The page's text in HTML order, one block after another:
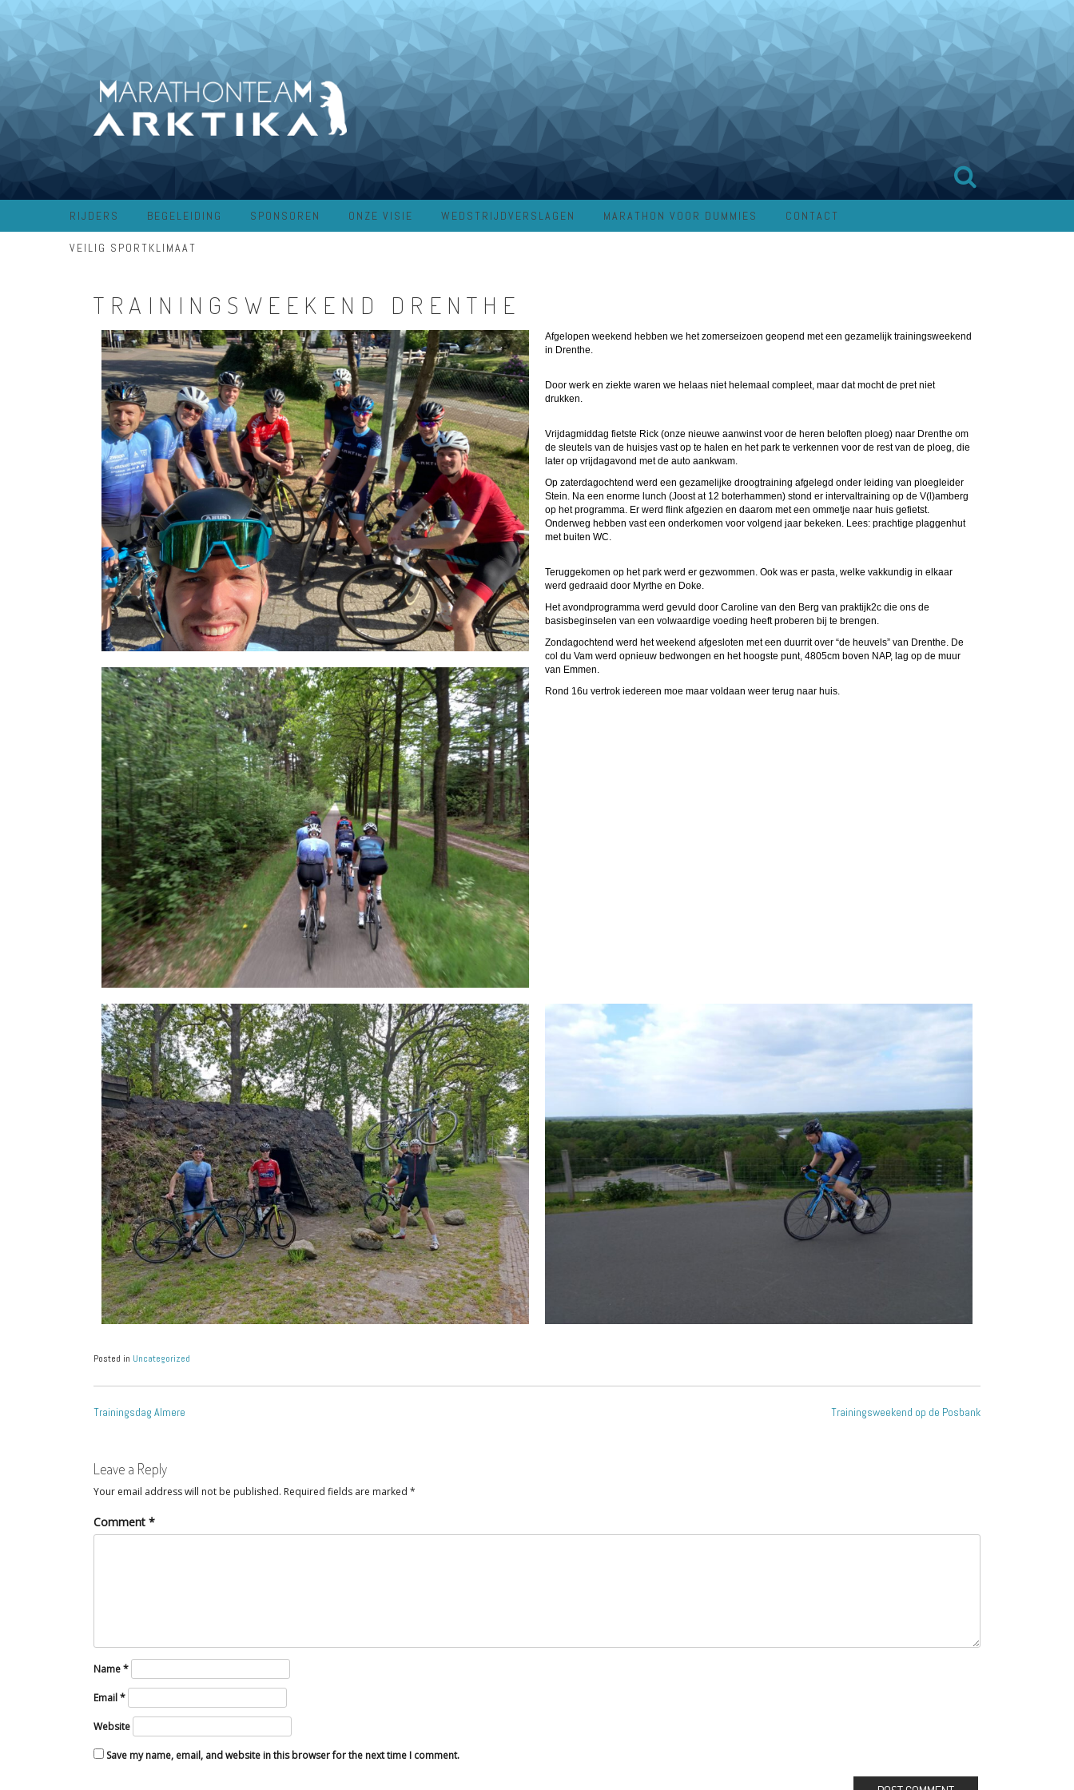
RIJDERS BEGELEIDING SPONSOREN ONZE VISIE WEDSTRIJDVERSLAGEN MARATHON VOOR DUMMIES CONTACT
VEILIG SPORTKLIMAAT
TRAININGSWEEKEND DRENTHE
Afgelopen weekend hebben we het zomerseizoen geopend met een gezamelijk trainingsweekend
in Drenthe.
Door werk en ziekte waren we helaas niet helemaal compleet, maar dat mocht de pret niet
drukken.
Vrijdagmiddag fietste Rick (onze nieuwe aanwinst voor de heren beloften ploeg) naar Drenthe om
de sleutels van de huisjes vast op te halen en het park te verkennen voor de rest van de ploeg, die
later op vrijdagavond met de auto aankwam.
Op zaterdagochtend werd een gezamelijke droogtraining afgelegd onder leiding van ploegleider
Stein. Na een enorme lunch (Joost at 12 boterhammen) stond er intervaltraining op de V(l)amberg
op het programma. Er werd flink afgezien en daarom met een ommetje naar huis gefietst.
Onderweg hebben vast een onderkomen voor volgend jaar bekeken. Lees: prachtige plaggenhut
met buiten WC.
Teruggekomen op het park werd er gezwommen. Ook was er pasta, welke vakkundig in elkaar
werd gedraaid door Myrthe en Doke.
Het avondprogramma werd gevuld door Caroline van den Berg van praktijk2c die ons de
basisbeginselen van een volwaardige voeding heeft proberen bij te brengen.
Zondagochtend werd het weekend afgesloten met een duurrit over “de heuvels” van Drenthe. De
col du Vam werd opnieuw bedwongen en het hoogste punt, 4805cm boven NAP, lag op de muur
van Emmen.
Rond 16u vertrok iedereen moe maar voldaan weer terug naar huis.
Posted in Uncategorized
Trainingsdag Almere Trainingsweekend op de Posbank
Leave a Reply
Your email address will not be published. Required fields are marked *
Comment *
Name*
Email*
Website
Save my name, email, and website in this browser for the next time I comment.